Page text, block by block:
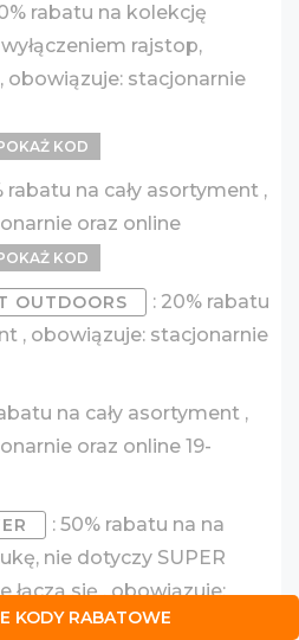
rabatu na kolekcję
rajstop,
obowiązuje: stacjonarnie
KOD
rabatu na cały asortyment ,
oraz online
KOD
OUTDOORS
: 20% rabatu
, obowiązuje: stacjonarnie
na cały asortyment ,
oraz online 19-
: 50% rabatu na na
nie dotyczy SUPER
łączą się , obowiązuje:
online
KODY RABATOWE